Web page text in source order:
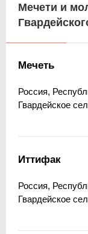
Мечети и
Мечеть
Россия,
Гвардейское
Иттифак
Россия,
Гвардейское